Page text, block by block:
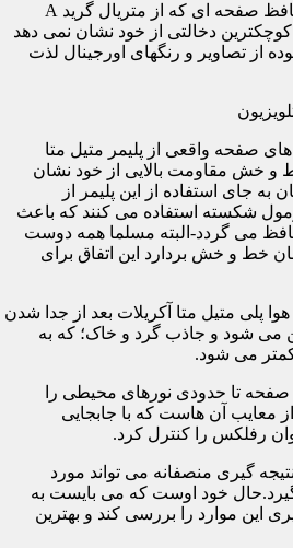
4-عدم تغییر رنگ تصاویر محافظ صفحه ای که از متریال گرید A
دخالتی از خود نشان نمی دهد
از تصاویر و رنگهای اورجینال لذت
صفحه واقعی از پلیمر متیل متا
و خش مقاومت بالایی از خود نشان
جای استفاده از این پلیمر از
شکسته استفاده می کنند که باعث
می گردد-البته مسلما همه دوست
خط و خش بردارد این اتفاق برای
پلی متیل متا آکریلات بعد از جدا شدن
می شود و جاذب گرد و خاک؛ که به
می شود.
صفحه تا حدودی نورهای محیطی را
معایب آن هاست که با جابجایی
رفلکس را کنترل کرد.
گیری منصفانه می تواند مورد
خود اوست که می بایست به
این موارد را بررسی کند و بهترین